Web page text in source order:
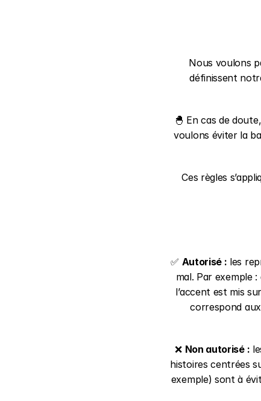
Nous voulons
définissent
🐣 En cas de
voulons éviter la
Ces règles
✅ Autorisé : les
mal. Par exemple
l’accent est mis
correspond
❌ Non autorisé :
histoires centrées
exemple) sont à